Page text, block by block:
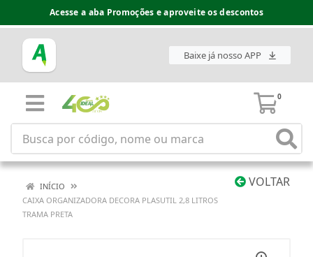
Acesse a aba Promoções e aproveite os descontos
Baixe já nosso APP
0
VOLTAR
INÍCIO
CAIXA ORGANIZADORA DECORA PLASUTIL 2,8 LITROS
TRAMA PRETA